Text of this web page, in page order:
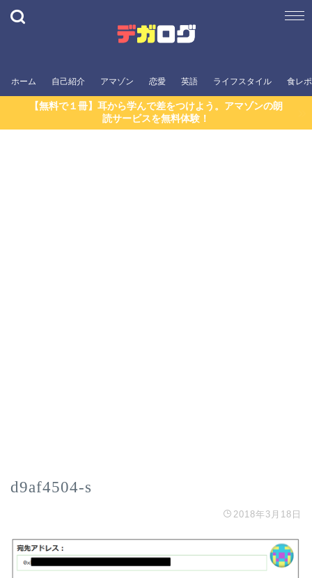
ホーム 自己紹介 アマゾン 恋愛 英語 ライフスタイル 食レポ
【無料で１冊】耳から学んで差をつけよう。アマゾンの朗
読サービスを無料体験！
d9af4504-s
2018年3月18日